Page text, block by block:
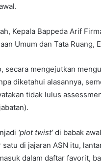
Kepala Bappeda Arif
Umum dan Tata Ruang,
secara mengejutkan
diketahui alasannya,
tidak lulus
‘plot twist’di babak
di jajaran ASN itu,
dalam daftar favorit,